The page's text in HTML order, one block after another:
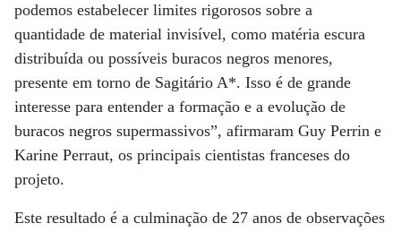
podemos estabelecer limites rigorosos sobre a
quantidade de material invisível, como matéria escura
distribuída ou possíveis buracos negros menores,
presente em torno de Sagitário A*. Isso é de grande
interesse para entender a formação e a evolução de
buracos negros supermassivos”, afirmaram Guy Perrin e
Karine Perraut, os principais cientistas franceses do
projeto.
Este resultado é a culminação de 27 anos de observações